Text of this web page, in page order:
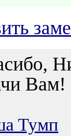
Вам!
Тумп